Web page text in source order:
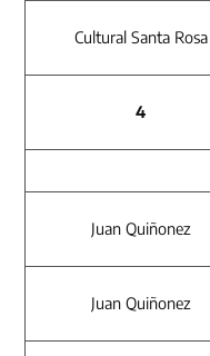
Cultural Santa Rosa
4
Juan Quiñonez
Juan Quiñonez